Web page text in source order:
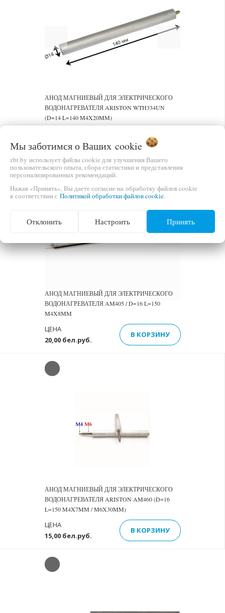
Previous Next
АНОД МАГНИЕВЫЙ ДЛЯ ЭЛЕКТРИЧЕСКОГО
ВОДОНАГРЕВАТЕЛЯ ARISTON WTH334UN
(D=14 L=140 M4X20MM)
12,00 бел.руб.
В КОРЗИНУ
Previous Next
АНОД МАГНИЕВЫЙ ДЛЯ ЭЛЕКТРИЧЕСКОГО
ВОДОНАГРЕВАТЕЛЯ AM405 / D=16 L=150
M4X8MM
20,00 бел.руб.
ЦЕНА
В КОРЗИНУ
АНОД МАГНИЕВЫЙ ДЛЯ ЭЛЕКТРИЧЕСКОГО
ВОДОНАГРЕВАТЕЛЯ ARISTON AM460 (D=16
L=150 M4X7MM / M6X30MM)
15,00 бел.руб.
ЦЕНА
В КОРЗИНУ
Мы заботимся о Ваших cookie
zbt.by использует файлы cookie для улучшения Вашего
пользовательского опыта, сбора статистики и представления
персонализированных рекомендаций.
Нажав «Принять», Вы даете согласие на обработку файлов cookie
в соответствии с Политикой обработки файлов cookie.
Отклонить Настроить Принять